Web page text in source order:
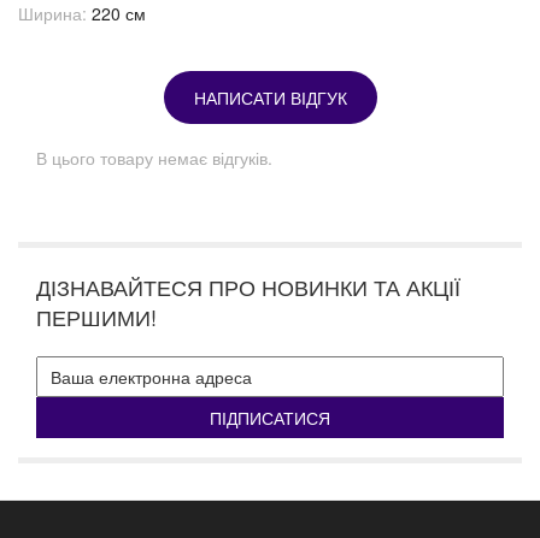
Ширина: 220 см
НАПИСАТИ ВІДГУК
В цього товару немає відгуків.
ДІЗНАВАЙТЕСЯ ПРО НОВИНКИ ТА АКЦІЇ
ПЕРШИМИ!
ПІДПИСАТИСЯ